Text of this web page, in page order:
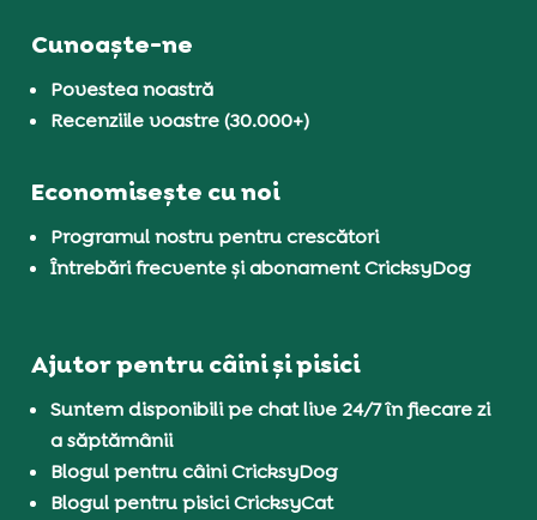
Cunoaște-ne
Povestea noastră
Recenziile voastre (30.000+)
Economisește cu noi
Programul nostru pentru crescători
Întrebări frecvente și abonament CricksyDog
Ajutor pentru câini și pisici
Suntem disponibili pe chat live 24/7 în fiecare zi
a săptămânii
Blogul pentru câini CricksyDog
Blogul pentru pisici CricksyCat